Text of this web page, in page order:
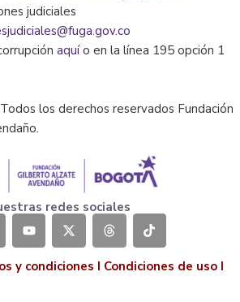
judiciales
aquío en la línea 195 opción 1
los derechos reservados Fundación
redes sociales
y condiciones I Condiciones de uso I